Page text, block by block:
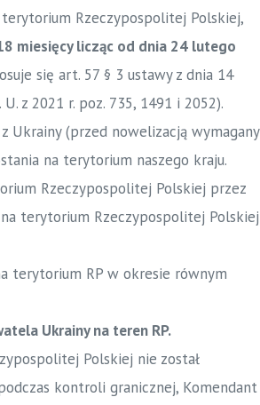
Rzeczypospolitej Polskiej,
miesięcy licząc od dnia 24 lutego
się art. 57 § 3 ustawy z dnia 14
z 2021 r. poz. 735, 1491 i 2052).
Ukrainy (przed nowelizacją wymagany
na terytorium naszego kraju.
Rzeczypospolitej Polskiej przez
terytorium Rzeczypospolitej Polskiej
terytorium RP w okresie równym
Ukrainy na teren RP.
Polskiej nie został
kontroli granicznej, Komendant